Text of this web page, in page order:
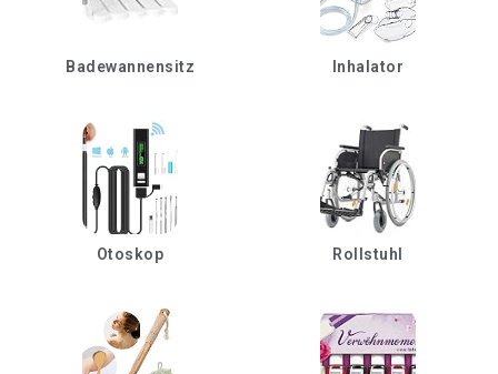
Badewannensitz Inhalator
Otoskop Rollstuhl